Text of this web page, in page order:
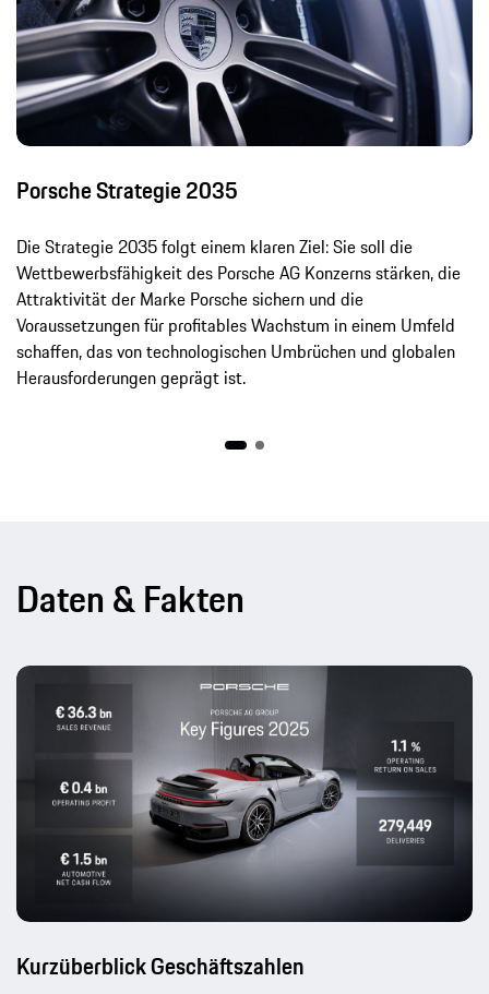
Porsche Strategie 2035
Die Strategie 2035 folgt einem klaren Ziel: Sie soll die
Wettbewerbsfähigkeit des Porsche AG Konzerns stärken, die
Attraktivität der Marke Porsche sichern und die
Voraussetzungen für profitables Wachstum in einem Umfeld
schaffen, das von technologischen Umbrüchen und globalen
Herausforderungen geprägt ist.
Daten & Fakten
Kurzüberblick Geschäftszahlen